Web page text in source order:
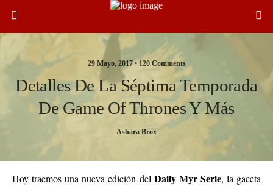
29 Mayo, 2017 • 120 Comments
Detalles De La Séptima Temporada
De Game Of Thrones Y Más
Ashara Brox
Hoy traemos una nueva edición del Daily Myr Serie, la gaceta